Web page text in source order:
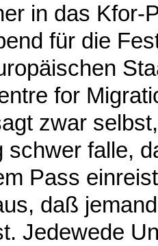
in das Kfor-
für die
for
zwar
schwer falle,
Pass
daß
Jedewede